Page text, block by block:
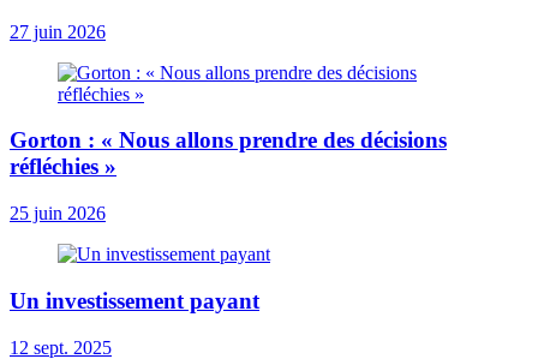
27 juin 2026
Gorton : « Nous allons prendre des décisions
réfléchies »
25 juin 2026
Un investissement payant
12 sept. 2025